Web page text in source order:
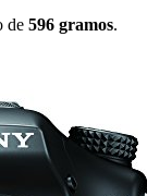
de 596 gramos.